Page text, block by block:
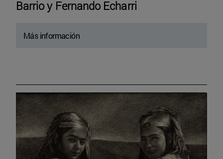
Barrio y Fernando Echarri
Más información